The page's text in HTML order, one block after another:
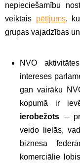
nepieciešamību
veiktais pētījums,
grupas vajadzības
NVO
intereses
gan vairāku
kopumā ir
ierobežots –
veido lielās,
biznesa
komerciālie